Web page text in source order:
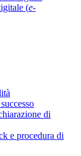
(e-
di
e procedura di